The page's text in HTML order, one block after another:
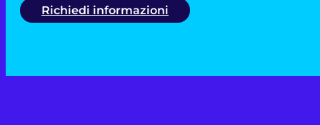
Richiedi informazioni